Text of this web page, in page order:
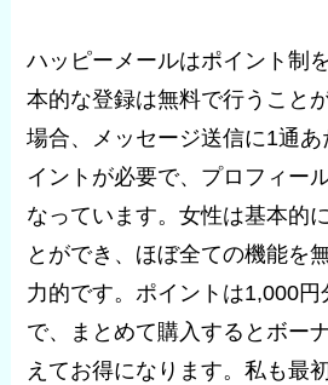
ハッピーメールはポイント制
本的な登録は無料で行うこと
場合、メッセージ送信に1通
イントが必要で、プロフィー
なっています。女性は基本的
とができ、ほぼ全ての機能を
力的です。ポイントは1,000
で、まとめて購入するとボー
えてお得になります。私も最